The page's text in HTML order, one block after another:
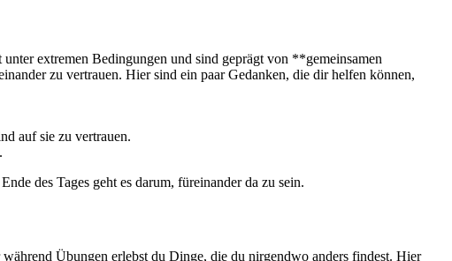
extremen Bedingungen und sind geprägt von ‌**gemeinsamen
zu vertrauen. Hier sind ein paar Gedanken,⁣ die dir helfen können,⁤
auf ‌sie ⁢zu vertrauen.
des Tages geht es ⁤darum, füreinander da zu sein.
Übungen erlebst du Dinge, die⁣ du nirgendwo anders findest. Hier⁤